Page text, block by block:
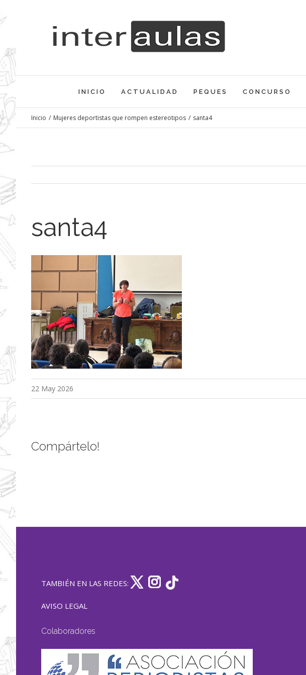
al
INICIO ACTUALIDAD PEQUES CONCURSO
Inicio / Mujeres deportistas que rompen estereotipos / santa4
santa4
22 May 2026
Compártelo!
TAMBIÉN EN LAS REDES:
AVISO LEGAL
Colaboradores